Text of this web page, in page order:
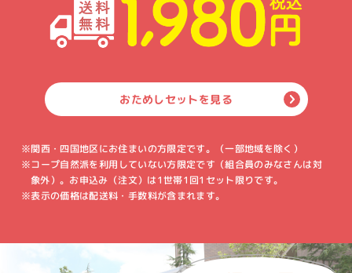
おためしセットを見る
※関西・四国地区にお住まいの方限定です。（一部地域を除く）
※コープ自然派を利用していない方限定です（組合員のみなさんは対
象外）。お申込み（注文）は1世帯1回1セット限りです。
※表示の価格は配送料・手数料が含まれます。